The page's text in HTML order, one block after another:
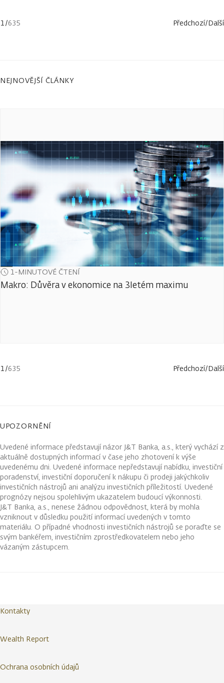
1/635 Předchozí/Další
NEJNOVĚJŠÍ ČLÁNKY
1-MINUTOVÉ ČTENÍ
Makro: Důvěra v ekonomice na 3letém maximu
1/635 Předchozí/Další
UPOZORNĚNÍ
Uvedené informace představují názor J&T Banka, a.s., který vychází z
aktuálně dostupných informací v čase jeho zhotovení k výše
uvedenému dni. Uvedené informace nepředstavují nabídku, investiční
poradenství, investiční doporučení k nákupu či prodeji jakýchkoliv
investičních nástrojů ani analýzu investičních příležitostí. Uvedené
prognózy nejsou spolehlivým ukazatelem budoucí výkonnosti.
J&T Banka, a.s., nenese žádnou odpovědnost, která by mohla
vzniknout v důsledku použití informací uvedených v tomto
materiálu. O případné vhodnosti investičních nástrojů se poraďte se
svým bankéřem, investičním zprostředkovatelem nebo jeho
vázaným zástupcem.
Kontakty
Wealth Report
Ochrana osobních údajů